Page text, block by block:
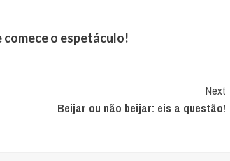
comece o espetáculo!
Next
Beijar ou não beijar: eis a questão!